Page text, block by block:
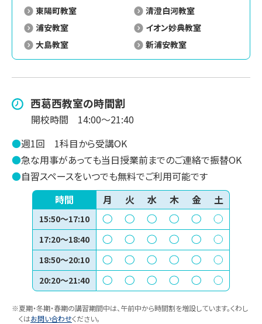
東陽町教室
清澄白河教室
浦安教室
イオン妙典教室
大島教室
新浦安教室
西葛西教室の時間割
開校時間
14:00～21:40
●週1回
1科目から受講OK
●急な用事があっても当日授業前までのご連絡で振替OK
●自習スペースをいつでも無料でご利用可能です
時間
月 火 水 木 金 土
15:50～17:10
17:20～18:40
18:50～20:10
20:20～21:40
※夏期・冬期・春期の講習期間中は、午前中から時間割を増設しています。くわし
くはお問い合わせください。